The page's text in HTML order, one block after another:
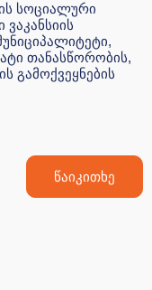
სოციალური
თანასწორობის,
გამოქვეყნების
წაიკითხე